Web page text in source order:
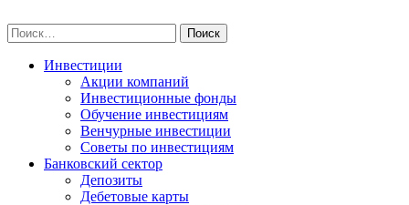
to
content
Найти:
Инвестиции
Акции компаний
Инвестиционные фонды
Обучение инвестициям
Венчурные инвестиции
Советы по инвестициям
Банковский сектор
Депозиты
Дебетовые карты